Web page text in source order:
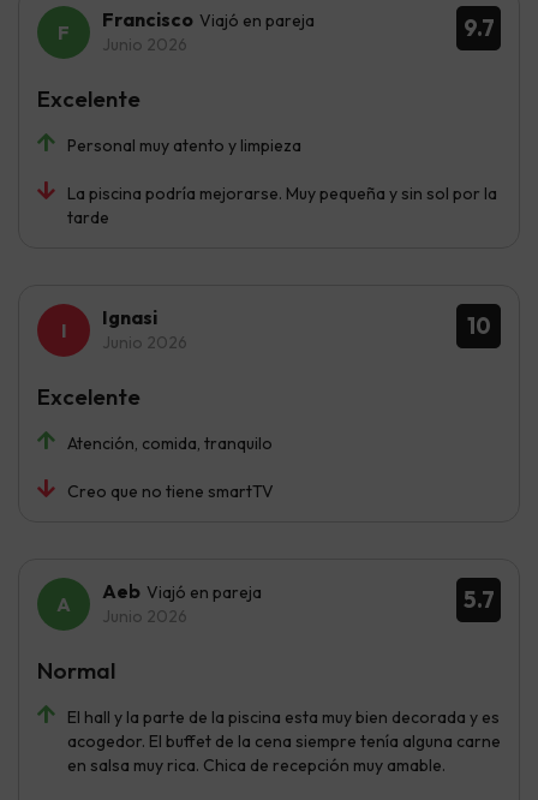
9.7
Francisco Viajó en pareja
Junio 2026
Personal muy atento y limpieza
La piscina podría mejorarse. Muy pequeña y sin sol por la
tarde
Excelente
10
Ignasi
Junio 2026
Atención, comida, tranquilo
Creo que no tiene smartTV
Excelente
5.7
Aeb Viajó en pareja
Junio 2026
El hall y la parte de la piscina esta muy bien decorada y es
acogedor. El buffet de la cena siempre tenía alguna carne
en salsa muy rica. Chica de recepción muy amable.
Normal